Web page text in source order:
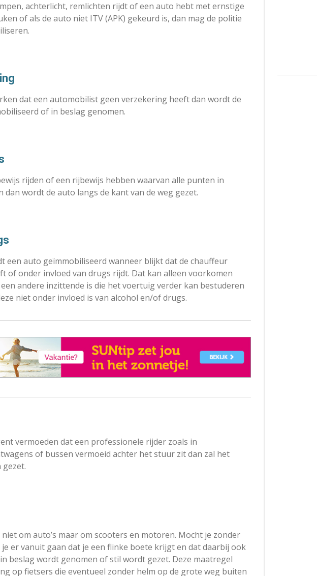
achterlicht, remlichten rijdt of een auto hebt met ernstige
of als de auto niet ITV (APK) gekeurd is, dan mag de politie
dat een automobilist geen verzekering heeft dan wordt de
of in beslag genomen.
rijden of een rijbewijs hebben waarvan alle punten in
dan wordt de auto langs de kant van de weg gezet.
een auto geïmmobiliseerd wanneer blijkt dat de chauffeur
of onder invloed van drugs rijdt. Dat kan alleen voorkomen
andere inzittende is die het voertuig verder kan bestuderen
niet onder invloed is van alcohol en/of drugs.
vermoeden dat een professionele rijder zoals in
of bussen vermoeid achter het stuur zit dan zal het
om auto’s maar om scooters en motoren. Mocht je zonder
er vanuit gaan dat je een flinke boete krijgt en dat daarbij ook
beslag wordt genomen of stil wordt gezet. Deze maatregel
op fietsers die eventueel zonder helm op de grote weg buiten